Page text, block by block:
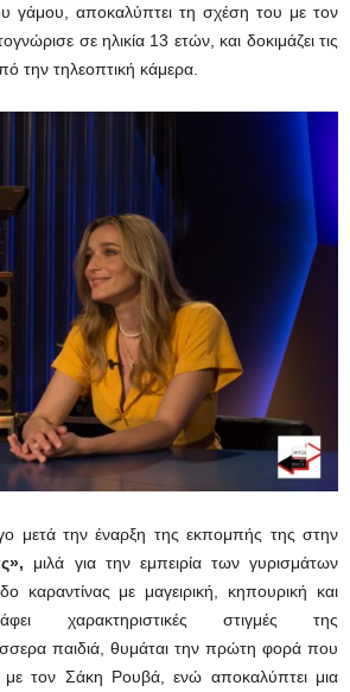
γάμου, αποκαλύπτει τη σχέση του με τον
σε ηλικία 13 ετών, και δοκιμάζει τις
την τηλεοπτική κάμερα.
μετά την έναρξη της εκπομπής της στην
μιλά για την εμπειρία των γυρισμάτων
καραντίνας με μαγειρική, κηπουρική και
χαρακτηριστικές στιγμές της
παιδιά, θυμάται την πρώτη φορά που
με τον Σάκη Ρουβά, ενώ αποκαλύπτει μια